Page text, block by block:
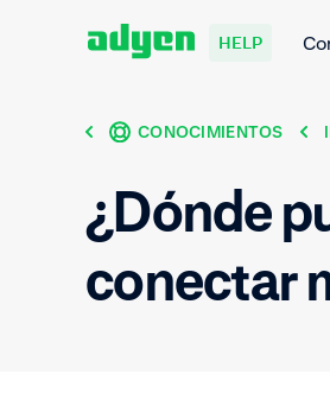
HELP
CONOCIMIENTOS
¿Dónde
conectar